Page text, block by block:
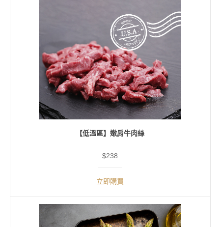
【低溫區】嫩肩牛肉絲
$238
立即購買